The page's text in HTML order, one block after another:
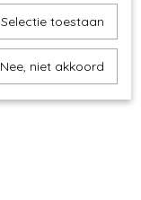
Selectie toestaan
Nee, niet akkoord